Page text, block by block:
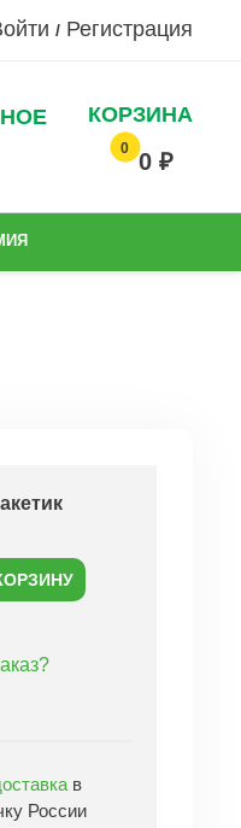
/ Регистрация
КОРЗИНА
0
0 ₽
в
России